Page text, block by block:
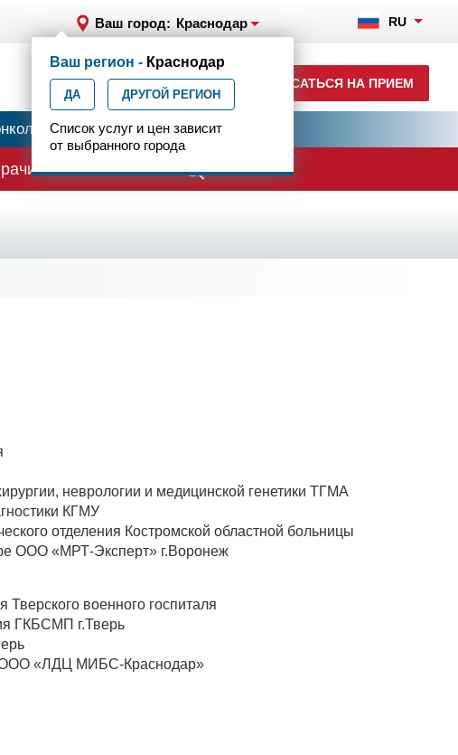
Ваш город: Краснодар RU
+7 (861) 200-83-22
ежедн. 8.00-00.00
ЗАПИСАТЬСЯ НА ПРИЕМ
Ваш регион - Краснодар
ДА ДРУГОЙ РЕГИОН
Список услуг и цен зависит
от выбранного города
Центр эпилептологии
неврологии и медицинской генетики ТГМА
КГМУ
отделения Костромской областной больницы
ООО «МРТ-Эксперт» г.Воронеж
Тверского военного госпиталя
ГКБСМП г.Тверь
ООО «ЛДЦ МИБС-Краснодар»